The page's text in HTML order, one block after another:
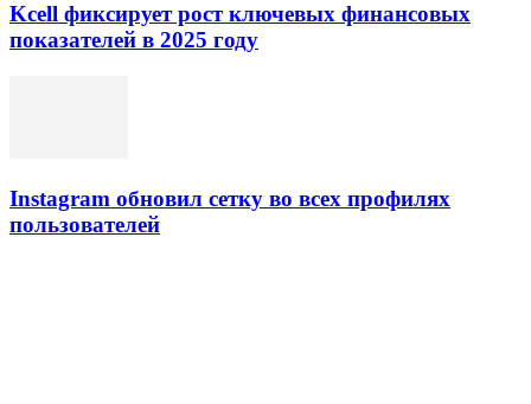
Kcell фиксирует рост ключевых финансовых
показателей в 2025 году
Instagram обновил сетку во всех профилях
пользователей